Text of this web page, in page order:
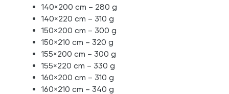
140×200 cm – 280 g
140×220 cm – 310 g
150×200 cm – 300 g
150×210 cm – 320 g
155×200 cm – 300 g
155×220 cm – 330 g
160×200 cm – 310 g
160×210 cm – 340 g